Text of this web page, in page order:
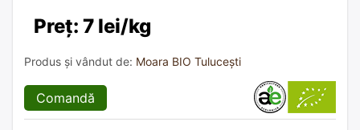
Preț: 7 lei/kg
Produs și vândut de: Moara BIO Tulucești
Comandă